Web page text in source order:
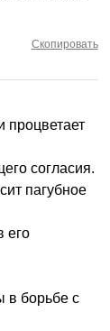
Скопировать
согласия.
пагубное
его
в борьбе с